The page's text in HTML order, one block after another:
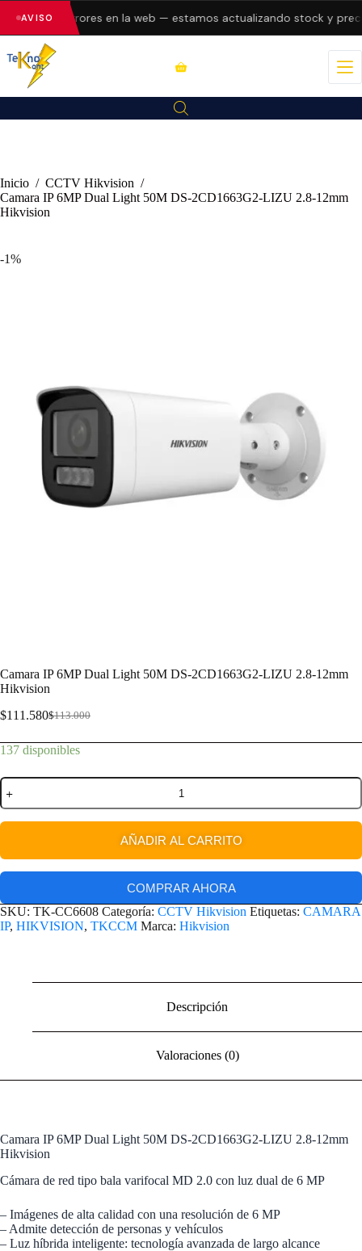
AVISO errores en la web — estamos actualizando stock y
Inicio / CCTV Hikvision /
Camara IP 6MP Dual Light 50M DS-2CD1663G2-LIZU 2.8-12mm
Hikvision
-1%
Camara IP 6MP Dual Light 50M DS-2CD1663G2-LIZU 2.8-12mm
Hikvision
$113.000
$111.580
137 disponibles
AÑADIR AL CARRITO
COMPRAR AHORA
SKU: TK-CC6608 Categoría: CCTV Hikvision Etiquetas: CAMARA
IP, HIKVISION, TKCCM Marca: Hikvision
Descripción
Valoraciones (0)
Camara IP 6MP Dual Light 50M DS-2CD1663G2-LIZU 2.8-12mm
Hikvision
Cámara de red tipo bala varifocal MD 2.0 con luz dual de 6 MP
– Imágenes de alta calidad con una resolución de 6 MP
– Admite detección de personas y vehículos
– Luz híbrida inteligente: tecnología avanzada de largo alcance